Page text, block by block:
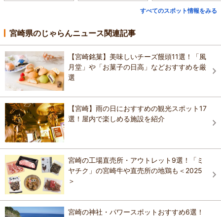
すべてのスポット情報をみる
宮崎県のじゃらんニュース関連記事
【宮崎銘菓】美味しいチーズ饅頭11選！「風
月堂」や「お菓子の日高」などおすすめを厳
選
【宮崎】雨の日におすすめの観光スポット17
選！屋内で楽しめる施設を紹介
宮崎の工場直売所・アウトレット9選！「ミ
ヤチク」の宮崎牛や直売所の地鶏も＜2025
＞
宮崎の神社・パワースポットおすすめ6選！